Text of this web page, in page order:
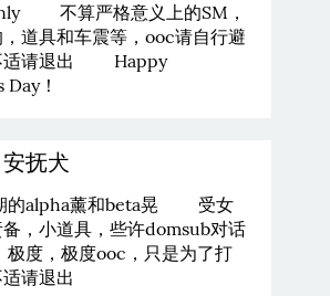
不算严格意义上的SM，
道具和车震等，ooc请自行避
适请退出 Happy
！
安抚犬
的alpha薰和beta晃 受女
，小道具，些许domsub对话
，极度ooc，只是为了打
请退出